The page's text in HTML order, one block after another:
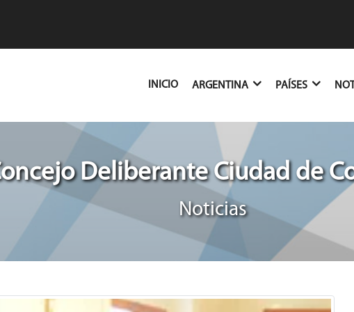
INICIO(CURRENT)
ARGENTINA PAÍSES
Deliberante Ciudad de
Noticias